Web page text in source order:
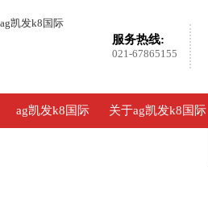
ag凯发k8国际
服务热线:
021-67865155
ag凯发k8国际 关于ag凯发k8国际